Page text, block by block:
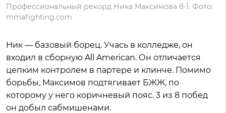
Профессиональный рекорд Ника Максимова 8-1. Фото:
mmafighting.com
Ник — базовый борец. Учась в колледже, он
входил в сборную All American. Он отличается
цепким контролем в партере и клинче. Помимо
борьбы, Максимов подтягивает БЖЖ, по
которому у него коричневый пояс. 3 из 8 побед
он добыл сабмишенами.